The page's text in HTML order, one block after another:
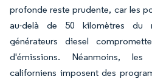
profonde reste prudente, car les
au-delà de 50 kilomètres du
générateurs diesel
d'émissions. Néanmoins,
californiens imposent des